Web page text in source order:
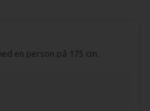
en person på 175 cm.